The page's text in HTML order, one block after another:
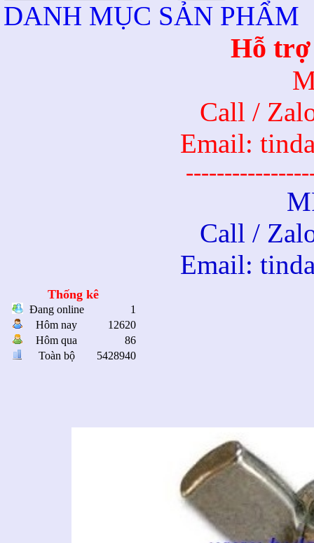
DANH MỤC SẢN PHẨM
Hỗ trợ
Call /
Email:
Call /
Email:
Thống kê
Đang online
1
Hôm nay
12620
Hôm qua
86
Toàn bộ
5428940
Đai ốc